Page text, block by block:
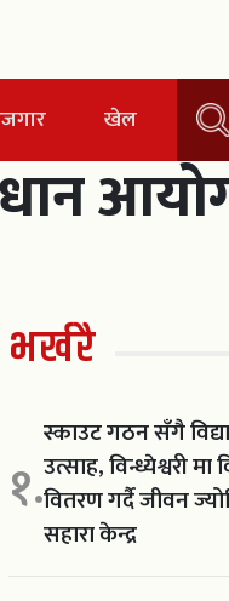
खेल
भर्खरै
१.
स्काउट गठन सँगै
उत्साह, विन्ध्येश्वरी मा
वितरण गर्दै जीवन
सहारा केन्द्र